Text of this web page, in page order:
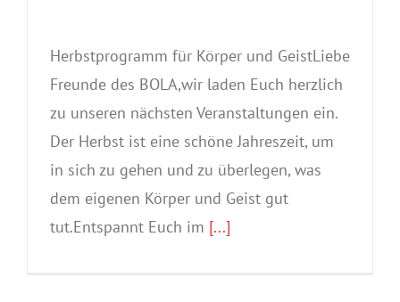
Herbstprogramm für Körper und GeistLiebe
Freunde des BOLA,wir laden Euch herzlich
zu unseren nächsten Veranstaltungen ein.
Der Herbst ist eine schöne Jahreszeit, um
in sich zu gehen und zu überlegen, was
dem eigenen Körper und Geist gut
tut.Entspannt Euch im [...]